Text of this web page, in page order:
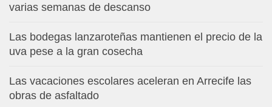
varias semanas de descanso
Las bodegas lanzaroteñas mantienen el precio de la
uva pese a la gran cosecha
Las vacaciones escolares aceleran en Arrecife las
obras de asfaltado